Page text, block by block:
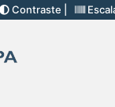
Contraste |